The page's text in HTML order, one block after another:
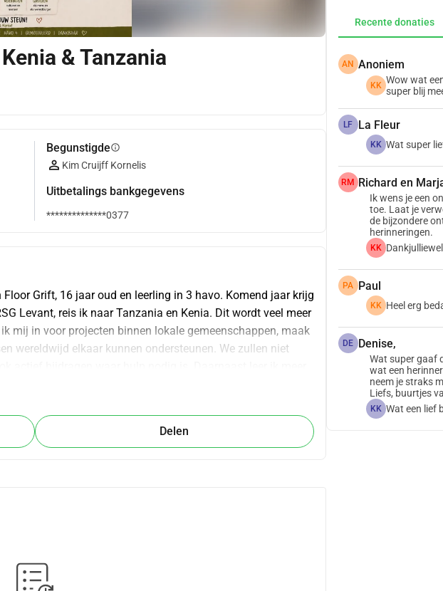
& Tanzania
Begunstigdeinfo
Kim Cruijff Kornelis
Uitbetalings bankgegevens
**************0377
Grift, 16 jaar oud en leerling in 3 havo. Komend jaar krijg
Levant, reis ik naar Tanzania en Kenia. Dit wordt veel meer
mij in voor projecten binnen lokale gemeenschappen, maak
wereldwijd elkaar kunnen ondersteunen. We zullen niet
tussen verschillende culturen. Om deze unieke ervaring
reis en de positieve impact die we daar samen kunnen
van € 2.400, dan wordt het extra geld gedoneerd aan
Delen
Recente donaties
AN Anoniem
KK Wow wat
super blij
LF La Fleur
KK Wat super
RM Richard en
Ik wens je een
toe. Laat je
de bijzondere
herinneringen.
KK
PA Paul
KK Heel erg
DE Denise,
Wat super gaaf
wat een
neem je straks
Liefs, buurtjes
KK Wat een lief